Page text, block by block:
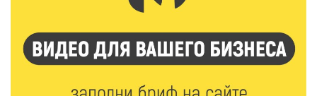
какие спортивные события пройдут в выходные
7 Авг 2026 09:32 203
“Посольство Дружбы” стартовало в Твери:
школьники из Твери и Палестины объединились